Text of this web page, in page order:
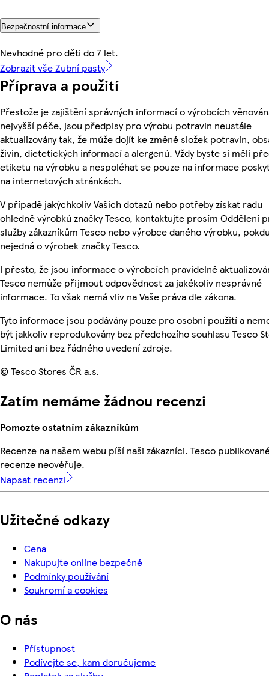
Bezpečnostní informace
Nevhodné pro děti do 7 let.
Zobrazit vše Zubní pasty
Příprava a použití
Přestože je zajištění správných informací o výrobcích
nejvyšší péče, jsou předpisy pro výrobu potravin neustále
aktualizovány tak, že může dojít ke změně složek potravin,
živin, dietetických informací a alergenů. Vždy byste si měli
etiketu na výrobku a nespoléhat se pouze na informace
na internetových stránkách.
V případě jakýchkoliv Vašich dotazů nebo potřeby získat radu
ohledně výrobků značky Tesco, kontaktujte prosím Oddělení
služby zákazníkům Tesco nebo výrobce daného výrobku,
nejedná o výrobek značky Tesco.
I přesto, že jsou informace o výrobcích pravidelně
Tesco nemůže přijmout odpovědnost za jakékoliv nesprávné
informace. To však nemá vliv na Vaše práva dle zákona.
Tyto informace jsou podávány pouze pro osobní použití a
být jakkoliv reprodukovány bez předchozího souhlasu Tesco
Limited ani bez řádného uvedení zdroje.
© Tesco Stores ČR a.s.
Zatím nemáme žádnou recenzi
Pomozte ostatním zákazníkům
Recenze na našem webu píší naši zákazníci. Tesco
recenze neověřuje.
Napsat recenzi
Užitečné odkazy
Cena
Nakupujte online bezpečně
Podmínky používání
Soukromí a cookies
O nás
Přístupnost
Podívejte se, kam doručujeme